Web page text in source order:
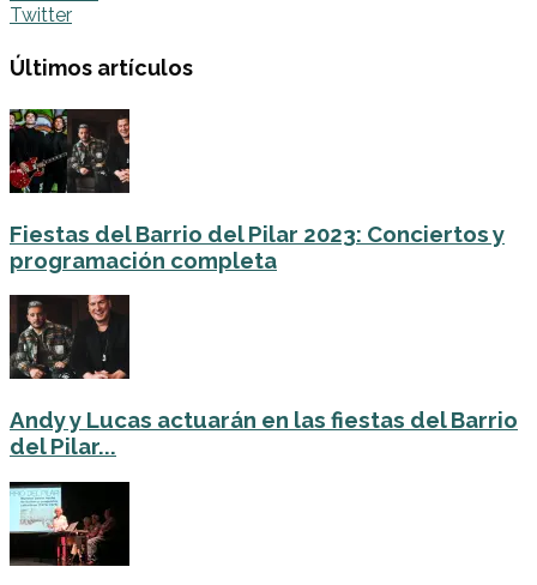
Twitter
Últimos artículos
Fiestas del Barrio del Pilar 2023: Conciertos y
programación completa
Andy y Lucas actuarán en las fiestas del Barrio
del Pilar...